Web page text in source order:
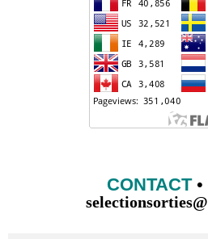
CONTACT•